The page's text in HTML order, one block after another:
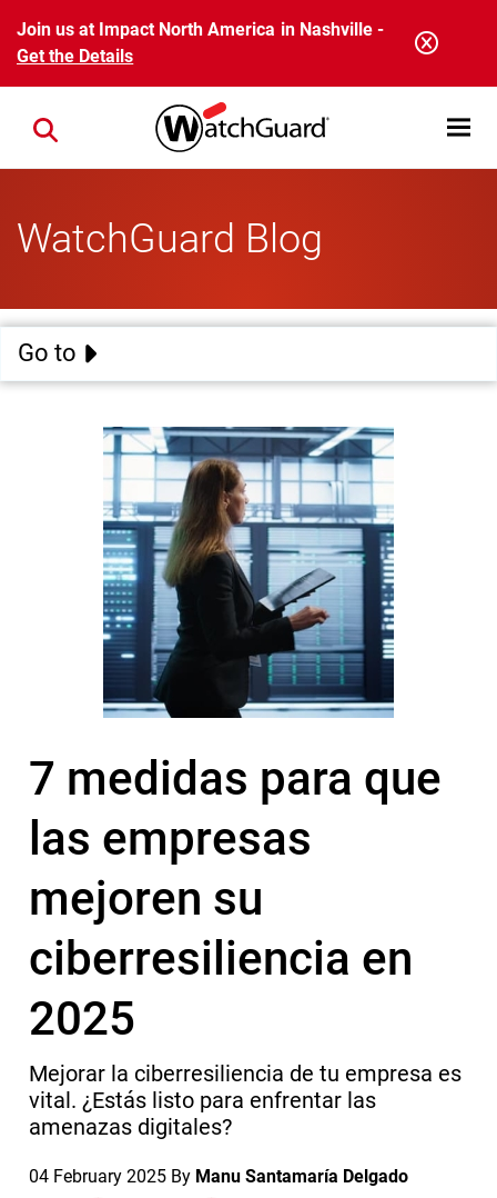
Skip to main content
Join us at Impact North America in Nashville -
Get the Details
Open
Close search
WatchGuard Blog
Go to
7 medidas para que
las empresas
mejoren su
ciberresiliencia en
2025
Mejorar la ciberresiliencia de tu empresa es
vital. ¿Estás listo para enfrentar las
amenazas digitales?
04 February 2025 By Manu Santamaría Delgado